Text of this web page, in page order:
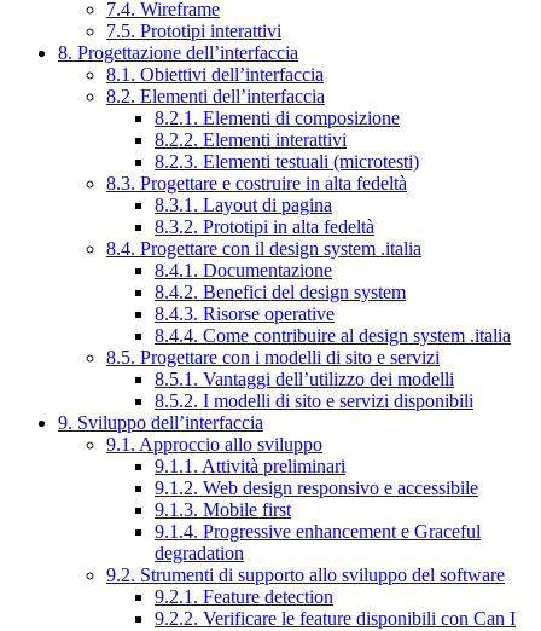
7.4. Wireframe
7.5. Prototipi interattivi
8. Progettazione dell’interfaccia
8.1. Obiettivi dell’interfaccia
8.2. Elementi dell’interfaccia
8.2.1. Elementi di composizione
8.2.2. Elementi interattivi
8.2.3. Elementi testuali (microtesti)
8.3. Progettare e costruire in alta fedeltà
8.3.1. Layout di pagina
8.3.2. Prototipi in alta fedeltà
8.4. Progettare con il design system .italia
8.4.1. Documentazione
8.4.2. Benefici del design system
8.4.3. Risorse operative
8.4.4. Come contribuire al design system .italia
8.5. Progettare con i modelli di sito e servizi
8.5.1. Vantaggi dell’utilizzo dei modelli
8.5.2. I modelli di sito e servizi disponibili
9. Sviluppo dell’interfaccia
9.1. Approccio allo sviluppo
9.1.1. Attività preliminari
9.1.2. Web design responsivo e accessibile
9.1.3. Mobile first
9.1.4. Progressive enhancement e Graceful
degradation
9.2. Strumenti di supporto allo sviluppo del software
9.2.1. Feature detection
9.2.2. Verificare le feature disponibili con Can I